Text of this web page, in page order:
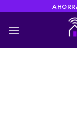
content